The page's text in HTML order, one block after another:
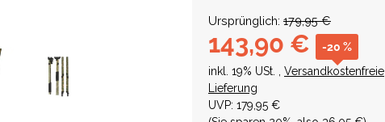
Ursprünglich: 179,95 €
143,90 € -20 %
inkl. 19% USt. , Versandkostenfreie
Lieferung
UVP: 179,95 €